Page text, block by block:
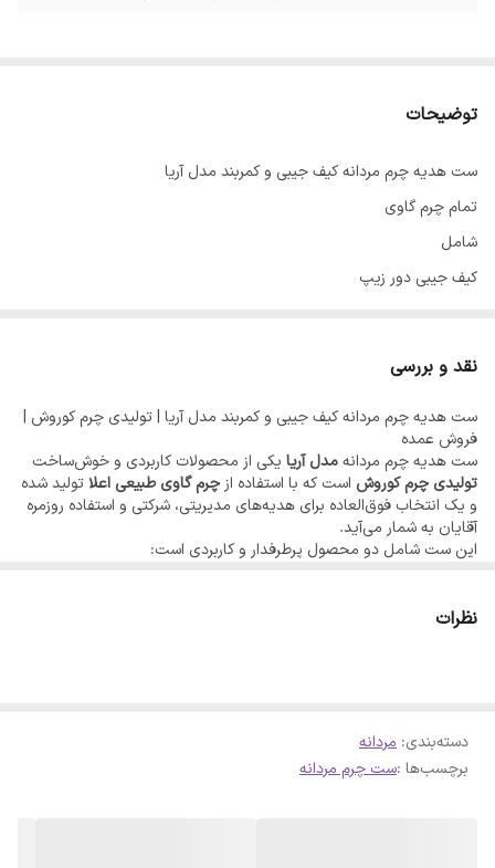
توضیحات
ست هدیه چرم مردانه کیف جیبی و کمربند مدل آریا
تمام چرم گاوی
شامل
کیف جیبی دور زیپ
🔸تولیدی چرم کوروش
-----------------
✅ اطلاعات تماس:
📱09128176799
✅ کانال تلگرام:
@kooroshcharm
www.instagram.com/‌kooroshcharm
✅ استعلام قیمت:
@forooshonline1
نقد و بررسی
ست هدیه چرم مردانه کیف جیبی و کمربند مدل آریا | تولیدی چرم کوروش |
فروش عمده
ست هدیه چرم مردانهمدل آریا یکی از محصولات کاربردی و خوش‌ساخت
تولیدی چرم کوروش است که با استفاده از چرم گاوی طبیعی اعلا تولید شده
و یک انتخاب فوق‌العاده برای هدیه‌های مدیریتی، شرکتی و استفاده روزمره
آقایان به شمار می‌آید.
این ست شامل دو محصول پرطرفدار و کاربردی است:
سکه. دوخت صنعتی بسیار تمیز و استفاده از زیپ باکیفیت، این کیف را
ست هدیه چرم مردانه
عرضه می‌شود تا برای هر سلیقه و استایلی مناسب باشد.
نظرات
دسته‌بندی: مردانه
برچسب‌ها :ست چرم مردانه